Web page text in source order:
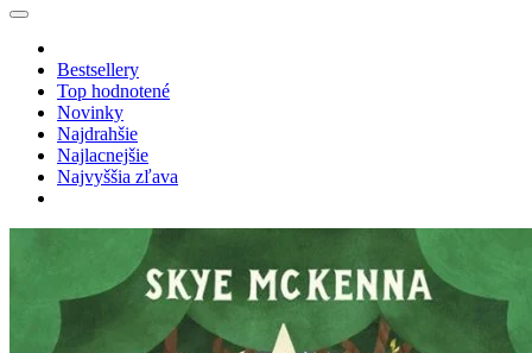
Bestsellery
Top hodnotené
Novinky
Najdrahšie
Najlacnejšie
Najvyššia zľava